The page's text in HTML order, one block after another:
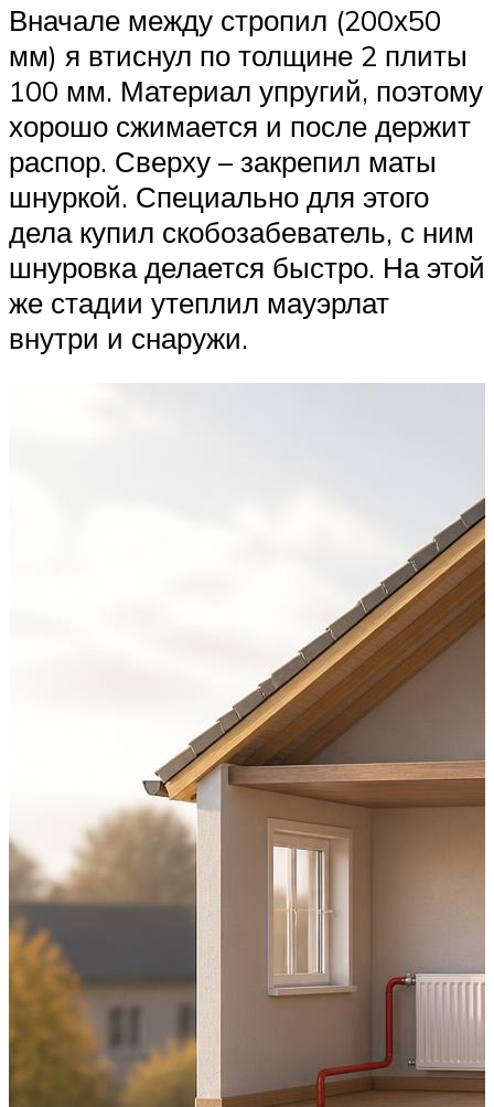
Вначале между стропил (200х50
мм) я втиснул по толщине 2 плиты
100 мм. Материал упругий, поэтому
хорошо сжимается и после держит
распор. Сверху – закрепил маты
шнуркой. Специально для этого
дела купил скобозабеватель, с ним
шнуровка делается быстро. На этой
же стадии утеплил мауэрлат
внутри и снаружи.